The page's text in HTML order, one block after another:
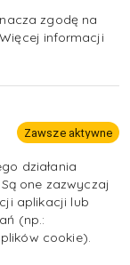
zgodę na
informacji
Zawsze aktywne
działania
one zazwyczaj
aplikacji lub
(np.:
cookie).